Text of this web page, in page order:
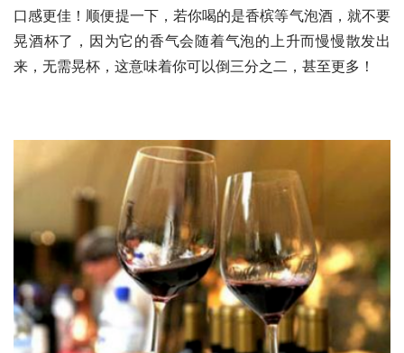
口感更佳！顺便提一下，若你喝的是香槟等气泡酒，就不要
晃酒杯了，因为它的香气会随着气泡的上升而慢慢散发出
来，无需晃杯，这意味着你可以倒三分之二，甚至更多！